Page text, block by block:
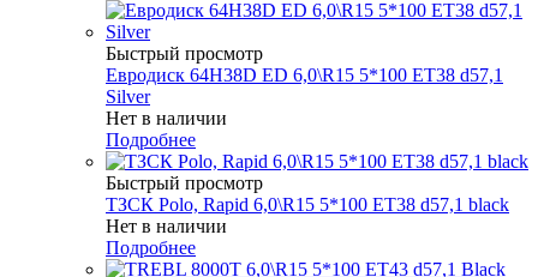
Быстрый просмотр
Евродиск 64H38D ED 6,0\R15 5*100 ET38 d57,1
Silver
Нет в наличии
Подробнее
Быстрый просмотр
ТЗСК Polo, Rapid 6,0\R15 5*100 ET38 d57,1 black
Нет в наличии
Подробнее